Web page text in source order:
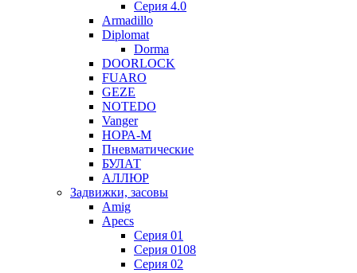
Серия 4.0
Armadillo
Diplomat
Dorma
DOORLOCK
FUARO
GEZE
NOTEDO
Vanger
НОРА-М
Пневматические
БУЛАТ
АЛЛЮР
Задвижки, засовы
Amig
Apecs
Серия 01
Серия 0108
Серия 02